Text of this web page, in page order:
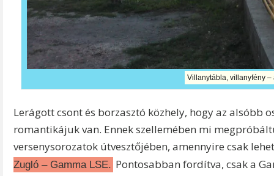
Villanytábla, villanyfény –
Lerágott csont és borzasztó közhely, hogy az
romantikájuk van. Ennek szellemében mi
versenysorozatok útvesztőjében, amennyire csak
Zugló – Gamma LSE. Pontosabban fordítva, csak a